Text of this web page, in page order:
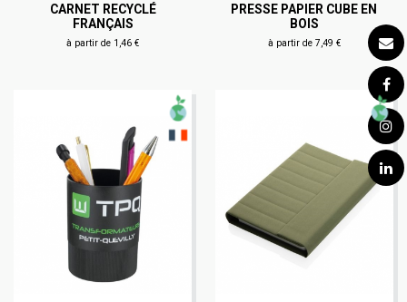
CARNET RECYCLÉ
FRANÇAIS
à partir de 1,46 €
PRESSE PAPIER CUBE EN
BOIS
à partir de 7,49 €